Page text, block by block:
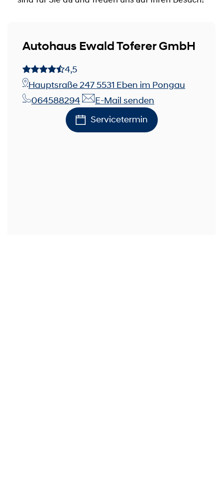
Autohaus Ewald Toferer GmbH
4,5
Hauptsraße 247 5531 Eben im Pongau
064588294
E-Mail senden
Servicetermin